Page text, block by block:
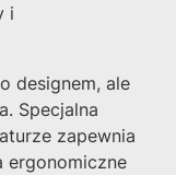
i
designem, ale
Specjalna
zapewnia
ergonomiczne